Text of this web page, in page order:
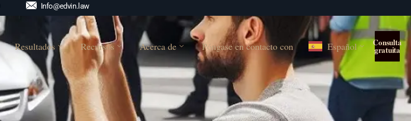
Info@edvin.law
Resultados Recursos Acerca de Póngase en contacto con Español Consulta
gratuita